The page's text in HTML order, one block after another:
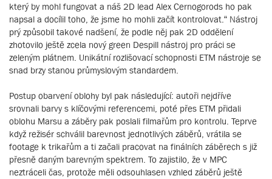
který by mohl fungovat a náš 2D lead Alex Cernogorods ho pak
napsal a docílil toho, že jsme ho mohli začít kontrolovat.“ Nástroj
prý způsobil takové nadšení, že podle něj pak 2D oddělení
zhotovilo ještě zcela nový green Despill nástroj pro práci se
zeleným plátnem. Unikátní rozlišovací schopnosti ETM nástroje se
snad brzy stanou průmyslovým standardem.
Postup obarvení oblohy byl pak následující: autoři nejdříve
srovnali barvy s klíčovými referencemi, poté přes ETM přidali
oblohu Marsu a záběry pak poslali filmařům pro kontrolu. Teprve
když režisér schválil barevnost jednotlivých záběrů, vrátila se
footage k trikařům a ti začali pracovat na finálních záběrech s již
přesně daným barevným spektrem. To zajistilo, že v MPC
neztráceli čas, protože měli odsouhlasen vzhled záběrů ještě